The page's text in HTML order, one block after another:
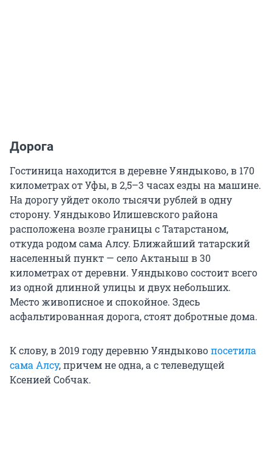
Дорога
Гостиница находится в деревне Уяндыково, в 170
километрах от Уфы, в 2,5–3 часах езды на машине.
На дорогу уйдет около тысячи рублей в одну
сторону. Уяндыково Илишевского района
расположена возле границы с Татарстаном,
откуда родом сама Алсу. Ближайший татарский
населенный пункт — село Актаныш в 30
километрах от деревни. Уяндыково состоит всего
из одной длинной улицы и двух небольших.
Место живописное и спокойное. Здесь
асфальтированная дорога, стоят добротные дома.
К слову, в 2019 году деревню Уяндыковопосетила
сама Алсу, причем не одна, а с телеведущей
Ксенией Собчак.